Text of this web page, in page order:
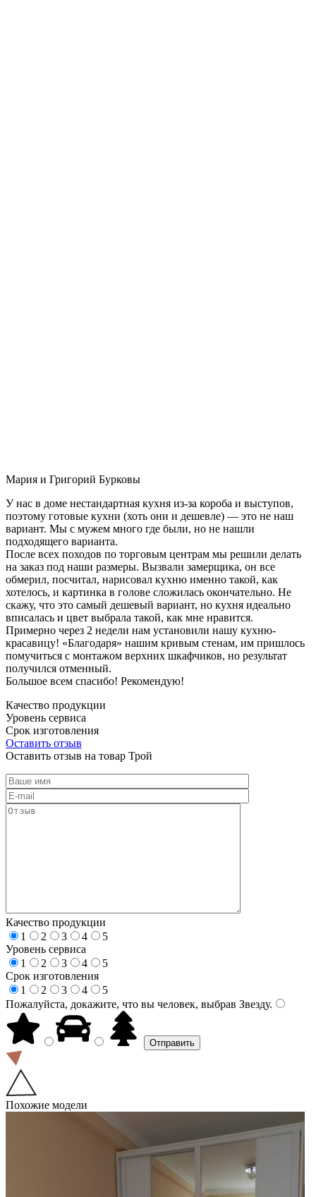
Мария и Григорий Бурковы
У нас в доме нестандартная кухня из-за короба и выступов,
поэтому готовые кухни (хоть они и дешевле) — это не наш
вариант. Мы с мужем много где были, но не нашли
подходящего варианта.
После всех походов по торговым центрам мы решили делать
на заказ под наши размеры. Вызвали замерщика, он все
обмерил, посчитал, нарисовал кухню именно такой, как
хотелось, и картинка в голове сложилась окончательно. Не
скажу, что это самый дешевый вариант, но кухня идеально
вписалась и цвет выбрала такой, как мне нравится.
Примерно через 2 недели нам установили нашу кухню-
красавицу! «Благодаря» нашим кривым стенам, им пришлось
помучиться с монтажом верхних шкафчиков, но результат
получился отменный.
Большое всем спасибо! Рекомендую!
Качество продукции
Уровень сервиса
Срок изготовления
Оставить отзыв
Оставить отзыв на товар Трой
Качество продукции
1
2 3 4
5
Уровень сервиса
1
2 3 4
5
Срок изготовления
1
2 3 4
5
Пожалуйста, докажите, что вы человек, выбрав Звезду.
Похожие модели